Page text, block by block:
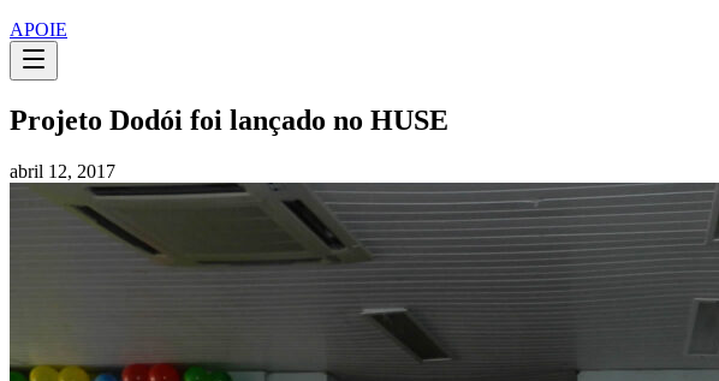
APOIE
Projeto Dodói foi lançado no HUSE
abril 12, 2017